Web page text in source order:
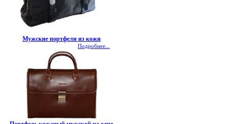
Мужские портфели из кожи
Подробнее...